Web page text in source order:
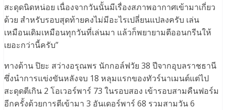
สะดุดนิดหน่อย เนื่องจากวันนั้นมีเรื่องสภาพอากาศเข้ามาเกี่ยว
ด้วย สำหรับรอบสุดท้ายคงไม่มีอะไรเปลี่ยนแปลงครับ เล่น
เหมือนเดิมเหมือนทุกวันที่เล่นมา แล้วก็พยายามตีออนกรีนให้
เยอะกว่านี้ครับ”
ทางด้าน ปิยะ สว่างอรุณพร นักกอล์ฟวัย 38 ปีจากอุบลราชธานี
ซึ่งนำการแข่งขันหลังจบ 18 หลุมแรกของทัวร์นาเมนต์แต่ไป
สะดุดตีเกิน 2 โอเวอร์พาร์ 73 ในรอบสอง เข้ารอบสามคืนฟอร์ม
อีกครั้งด้วยการตีเข้ามา 3 อันเดอร์พาร์ 68 รวมสามวัน 6